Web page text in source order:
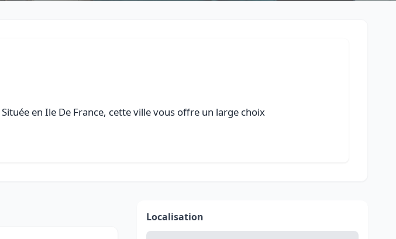
en Ile De France, cette ville vous offre un large choix
Localisation